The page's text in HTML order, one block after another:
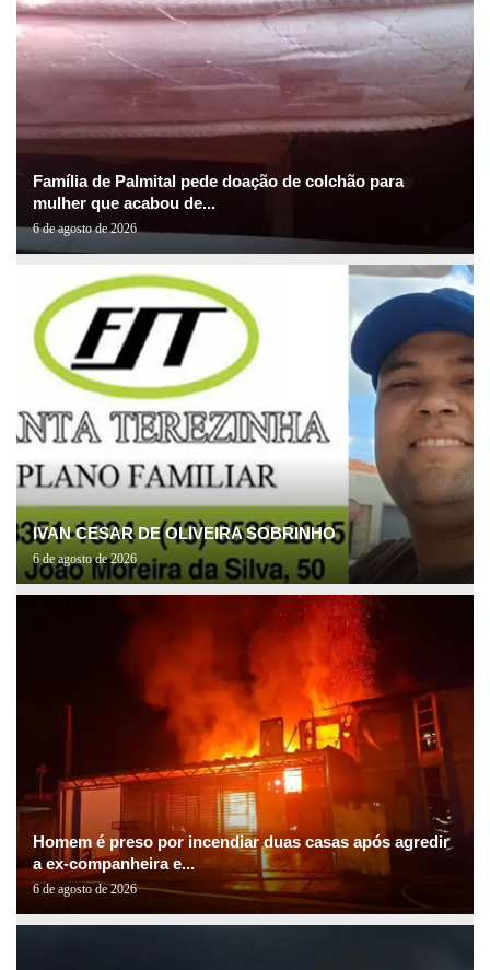
Família de Palmital pede doação de colchão para
mulher que acabou de...
6 de agosto de 2026
IVAN CESAR DE OLIVEIRA SOBRINHO
6 de agosto de 2026
Homem é preso por incendiar duas casas após agredir
a ex-companheira e...
6 de agosto de 2026